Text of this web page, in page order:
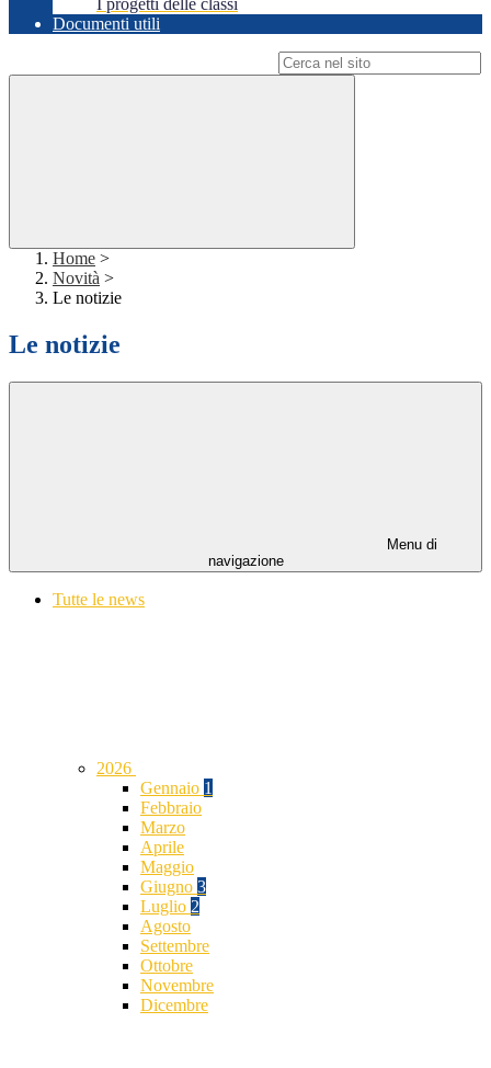
I progetti delle classi
Documenti utili
Home >
Novità >
Le notizie
Le notizie
Menu di
navigazione
Tutte le news
2026
Gennaio 1
Febbraio
Marzo
Aprile
Maggio
Giugno 3
Luglio 2
Agosto
Settembre
Ottobre
Novembre
Dicembre